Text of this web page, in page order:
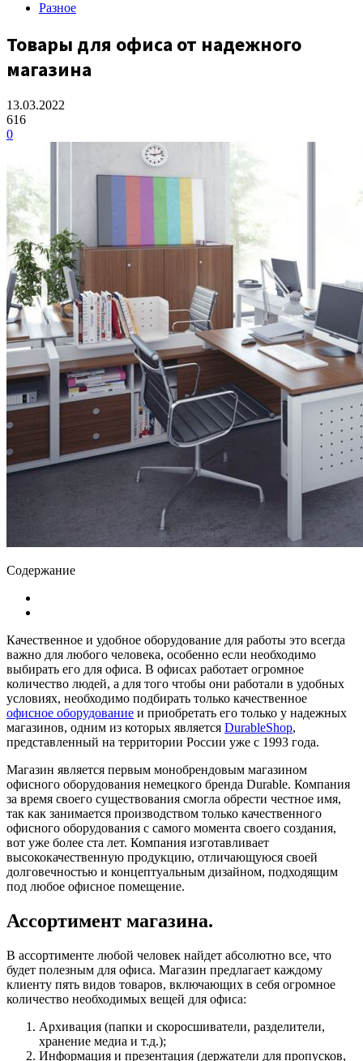
Разное
Товары для офиса от надежного
магазина
13.03.2022
616
0
Содержание
Качественное и удобное оборудование для работы это всегда
важно для любого человека, особенно если необходимо
выбирать его для офиса. В офисах работает огромное
количество людей, а для того чтобы они работали в удобных
условиях, необходимо подбирать только качественное
офисное оборудование и приобретать его только у надежных
магазинов, одним из которых является DurableShop,
представленный на территории России уже с 1993 года.
Магазин является первым монобрендовым магазином
офисного оборудования немецкого бренда Durable. Компания
за время своего существования смогла обрести честное имя,
так как занимается производством только качественного
офисного оборудования с самого момента своего создания,
вот уже более ста лет. Компания изготавливает
высококачественную продукцию, отличающуюся своей
долговечностью и концептуальным дизайном, подходящим
под любое офисное помещение.
Ассортимент магазина.
В ассортименте любой человек найдет абсолютно все, что
будет полезным для офиса. Магазин предлагает каждому
клиенту пять видов товаров, включающих в себя огромное
количество необходимых вещей для офиса:
Архивация (папки и скоросшиватели, разделители,
хранение медиа и т.д.);
Информация и презентация (держатели для пропусков,